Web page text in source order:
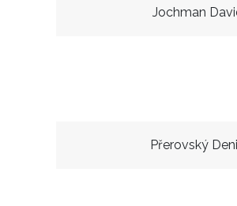
Jochman
Přerovský